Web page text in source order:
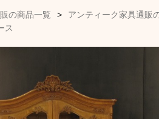
の商品一覧 > アンティーク家具通販
ス